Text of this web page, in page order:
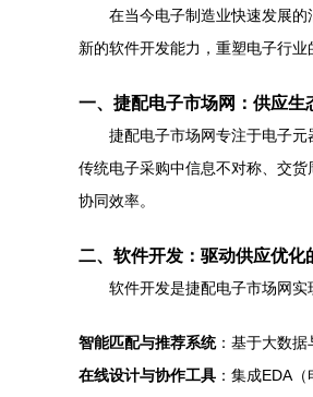
在当今电子制造业快速发展
新的软件开发能力，重塑电子行
一、捷配电子市场网：供应生
捷配电子市场网专注于电子
传统电子采购中信息不对称、交
协同效率。
二、软件开发：驱动供应优化
软件开发是捷配电子市场网
智能匹配与推荐系统：基于大数据
在线设计与协作工具 ：集成EDA